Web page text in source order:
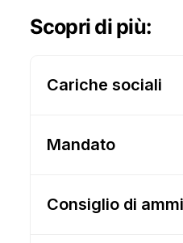
Scopri di più:
Cariche sociali
Mandato
Consiglio di